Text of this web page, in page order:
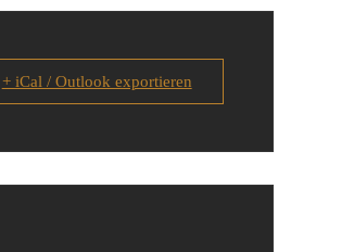
+ iCal / Outlook exportieren